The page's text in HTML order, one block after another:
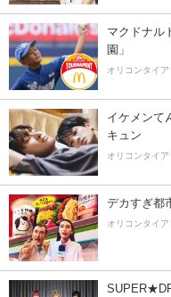
マクドナル
園」
オリコンタイ
イケメンて
キュン
オリコンタイ
デカすぎ都
オリコンタイ